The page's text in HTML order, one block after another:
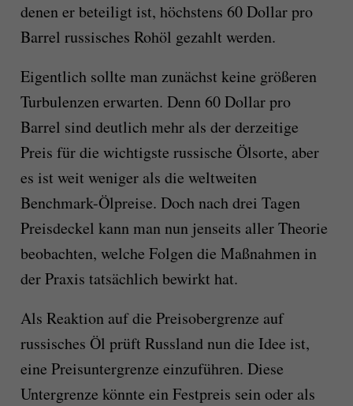
denen er beteiligt ist, höchstens 60 Dollar pro
Barrel russisches Rohöl gezahlt werden.
Eigentlich sollte man zunächst keine größeren
Turbulenzen erwarten. Denn 60 Dollar pro
Barrel sind deutlich mehr als der derzeitige
Preis für die wichtigste russische Ölsorte, aber
es ist weit weniger als die weltweiten
Benchmark-Ölpreise. Doch nach drei Tagen
Preisdeckel kann man nun jenseits aller Theorie
beobachten, welche Folgen die Maßnahmen in
der Praxis tatsächlich bewirkt hat.
Als Reaktion auf die Preisobergrenze auf
russisches Öl prüft Russland nun die Idee ist,
eine Preisuntergrenze einzuführen. Diese
Untergrenze könnte ein Festpreis sein oder als